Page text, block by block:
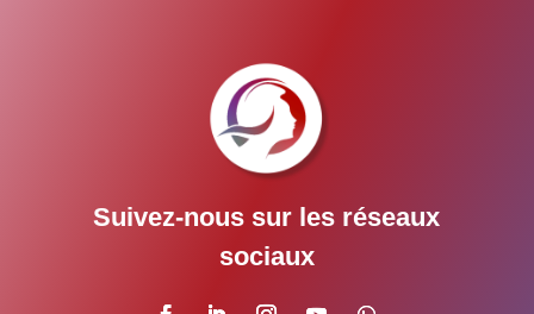
Suivez-nous sur les réseaux
sociaux